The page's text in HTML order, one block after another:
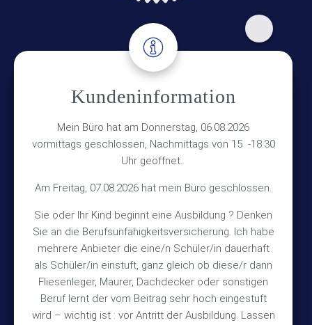
Kundeninformation
Mein Büro hat am Donnerstag, 06.08.2026
vormittags geschlossen, Nachmittags von 15 -18.30
Uhr geöffnet.
Am Freitag, 07.08.2026 hat mein Büro geschlossen.
Sie oder Ihr Kind beginnt eine Ausbildung ? Denken
Sie an die Berufsunfähigkeitsversicherung. Ich habe
mehrere Anbieter die eine/n Schüler/in dauerhaft
als Schüler/in einstuft, ganz gleich ob diese/r dann
Fliesenleger, Maurer, Dachdecker oder sonstigen
Beruf lernt der vom Beitrag sehr hoch eingestuft
wird – wichtig ist : vor Antritt der Ausbildung. Lassen
Adresse
Versicherungsmakler Haberkamp GmbH
Hinterkampstr.1a
30890 Barsinghausen
Kontakt
TEL +49 (5105) 1811
FAX +49 (5105) 2720
MAIL vmh1a@web.de
Bürozeiten